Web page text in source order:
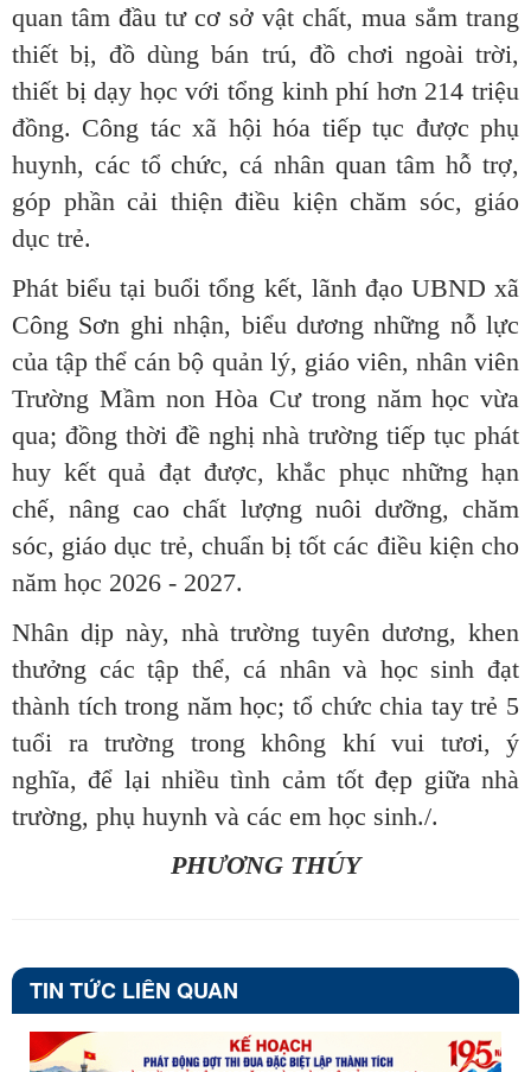
quan tâm đầu tư cơ sở vật chất, mua sắm trang
thiết bị, đồ dùng bán trú, đồ chơi ngoài trời,
thiết bị dạy học với tổng kinh phí hơn 214 triệu
đồng. Công tác xã hội hóa tiếp tục được phụ
huynh, các tổ chức, cá nhân quan tâm hỗ trợ,
góp phần cải thiện điều kiện chăm sóc, giáo
dục trẻ.
Phát biểu tại buổi tổng kết, lãnh đạo UBND xã
Công Sơn ghi nhận, biểu dương những nỗ lực
của tập thể cán bộ quản lý, giáo viên, nhân viên
Trường Mầm non Hòa Cư trong năm học vừa
qua; đồng thời đề nghị nhà trường tiếp tục phát
huy kết quả đạt được, khắc phục những hạn
chế, nâng cao chất lượng nuôi dưỡng, chăm
sóc, giáo dục trẻ, chuẩn bị tốt các điều kiện cho
năm học 2026 - 2027.
Nhân dịp này, nhà trường tuyên dương, khen
thưởng các tập thể, cá nhân và học sinh đạt
thành tích trong năm học; tổ chức chia tay trẻ 5
tuổi ra trường trong không khí vui tươi, ý
nghĩa, để lại nhiều tình cảm tốt đẹp giữa nhà
trường, phụ huynh và các em học sinh./.
PHƯƠNG THÚY
TIN TỨC LIÊN QUAN